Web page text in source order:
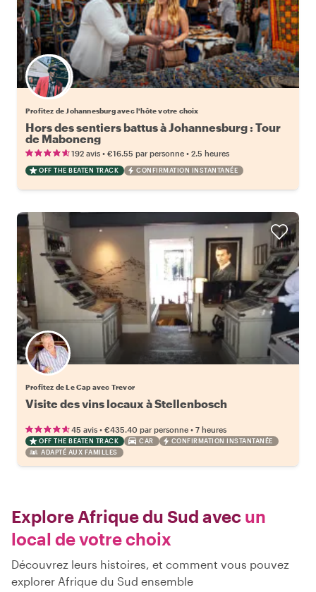
Choisissez votre local favori
Profitez de Johannesburg avec l'hôte votre choix
Hors des sentiers battus à Johannesburg : Tour
de Maboneng
192 avis • €16.55 par personne • 2.5 heures
OFF THE BEATEN TRACK CONFIRMATION INSTANTANÉE
Profitez de Le Cap avec Trevor
Visite des vins locaux à Stellenbosch
45 avis • €435.40 par personne • 7 heures
OFF THE BEATEN TRACK CAR
CONFIRMATION INSTANTANÉE
ADAPTÉ AUX FAMILLES
Explore Afrique du Sud avec un
local de votre choix
Découvrez leurs histoires, et comment vous pouvez
explorer Afrique du Sud ensemble